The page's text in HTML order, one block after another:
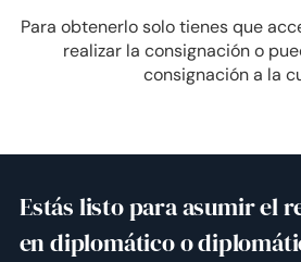
Para obtenerlo solo tienes que
realizar la consignación o
consignación a la
Estás listo para asumir el
en diplomático o